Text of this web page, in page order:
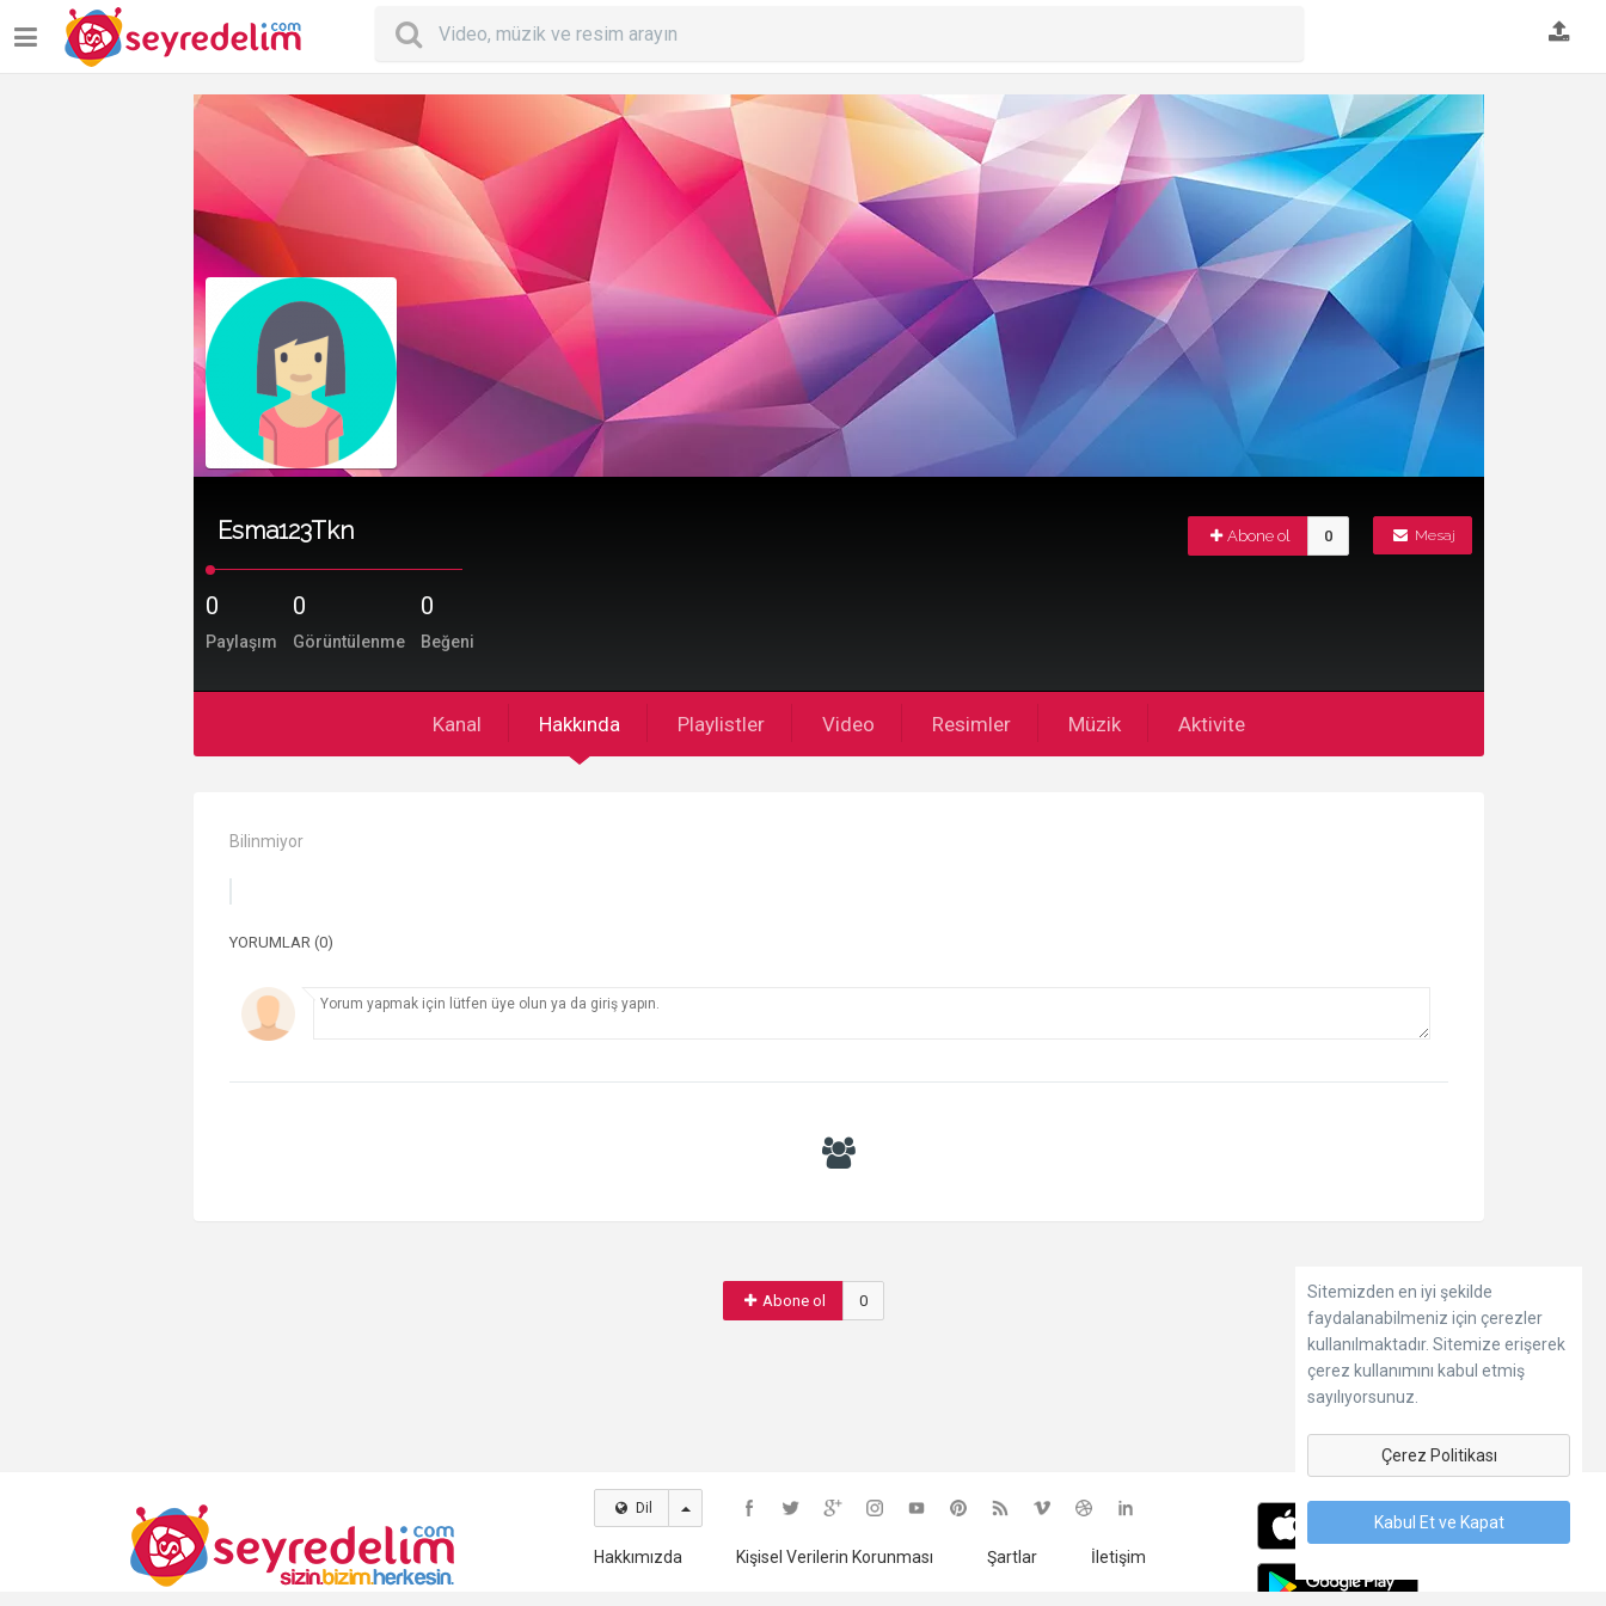
Esma123Tkn Mesaj
Abone ol 0
0
Paylaşım
0
Görüntülenme
0
Beğeni
Kanal Hakkında Playlistler Video Resimler Müzik Aktivite
Bilinmiyor
YORUMLAR (0)
Abone ol 0
Sitemizden en iyi şekilde
faydalanabilmeniz için çerezler
kullanılmaktadır. Sitemize erişerek
çerez kullanımını kabul etmiş
sayılıyorsunuz.
Çerez Politikası
Kabul Et ve Kapat
Dil
Hakkımızda Kişisel Verilerin Korunması Şartlar İletişim